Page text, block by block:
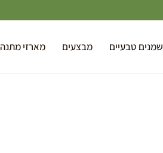
שמנים טבעיים מבצעים מארזי מתנה